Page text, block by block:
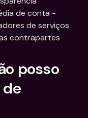
de conta -
de serviços
contrapartes
posso